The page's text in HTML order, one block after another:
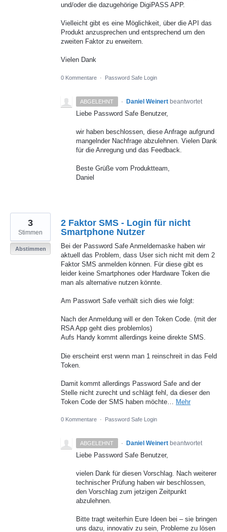
und/oder die dazugehörige DigiPASS APP.
Vielleicht gibt es eine Möglichkeit, über die API das
Produkt anzusprechen und entsprechend um den
zweiten Faktor zu erweitern.
Vielen Dank
0 Kommentare · Password Safe Login
ABGELEHNT · Daniel Weinert beantwortet
Liebe Password Safe Benutzer,
wir haben beschlossen, diese Anfrage aufgrund
mangelnder Nachfrage abzulehnen. Vielen Dank
für die Anregung und das Feedback.
Beste Grüße vom Produktteam,
Daniel
2 Faktor SMS - Login für nicht
Smartphone Nutzer
Bei der Password Safe Anmeldemaske haben wir
aktuell das Problem, dass User sich nicht mit dem 2
Faktor SMS anmelden können. Für diese gibt es
leider keine Smartphones oder Hardware Token die
man als alternative nutzen könnte.
Am Passwort Safe verhält sich dies wie folgt:
Nach der Anmeldung will er den Token Code. (mit der
RSA App geht dies problemlos)
Aufs Handy kommt allerdings keine direkte SMS.
Die erscheint erst wenn man 1 reinschreit in das Feld
Token.
Damit kommt allerdings Password Safe and der
Stelle nicht zurecht und schlägt fehl, da dieser den
Token Code der SMS haben möchte… Mehr
3
Stimmen
Abstimmen
0 Kommentare · Password Safe Login
ABGELEHNT · Daniel Weinert beantwortet
Liebe Password Safe Benutzer,
vielen Dank für diesen Vorschlag. Nach weiterer
technischer Prüfung haben wir beschlossen,
den Vorschlag zum jetzigen Zeitpunkt
abzulehnen.
Bitte tragt weiterhin Eure Ideen bei – sie bringen
uns dazu, innovativ zu sein, Probleme zu lösen